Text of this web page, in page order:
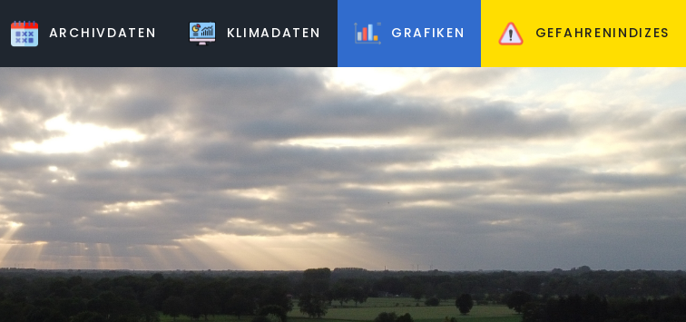
ARCHIVDATEN KLIMADATEN GRAFIKEN GEFAHRENINDIZES